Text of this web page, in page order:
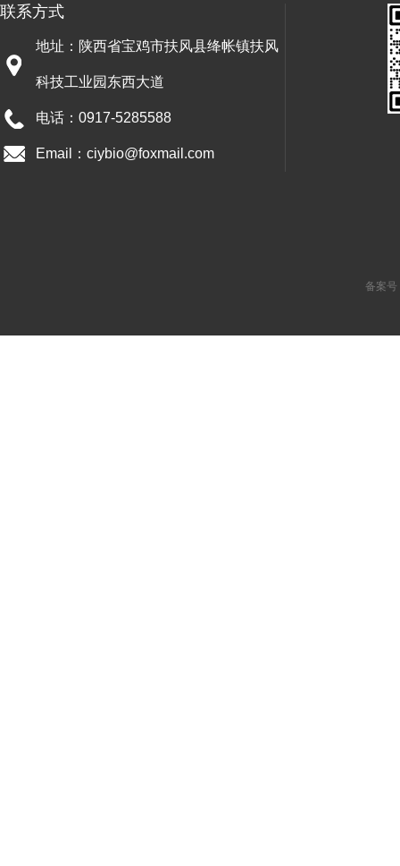
联系方式
地址：陕西省宝鸡市扶风县绛帐镇扶风
科技工业园东西大道
电话：0917-5285588
Email：ciybio@foxmail.com
备案号